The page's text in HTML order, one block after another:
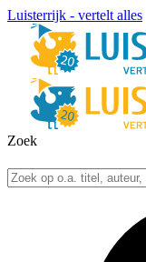
Luisterrijk - vertelt alles
Zoek